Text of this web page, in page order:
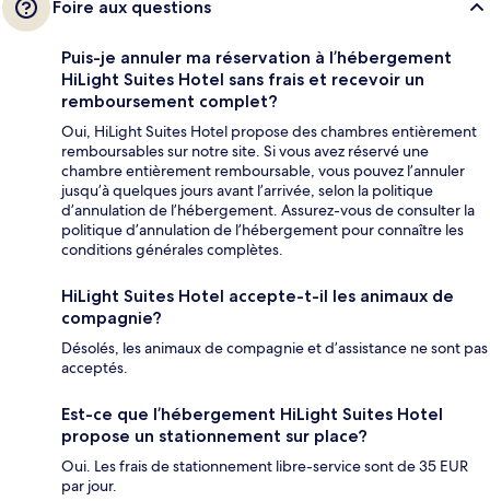
Foire aux questions
Puis-je annuler ma réservation à l’hébergement
HiLight Suites Hotel sans frais et recevoir un
remboursement complet?
Oui, HiLight Suites Hotel propose des chambres entièrement
remboursables sur notre site. Si vous avez réservé une
chambre entièrement remboursable, vous pouvez l’annuler
jusqu’à quelques jours avant l’arrivée, selon la politique
d’annulation de l’hébergement. Assurez-vous de consulter la
politique d’annulation de l’hébergement pour connaître les
conditions générales complètes.
HiLight Suites Hotel accepte-t-il les animaux de
compagnie?
Désolés, les animaux de compagnie et d’assistance ne sont pas
acceptés.
Est-ce que l’hébergement HiLight Suites Hotel
propose un stationnement sur place?
Oui. Les frais de stationnement libre-service sont de 35 EUR
par jour.